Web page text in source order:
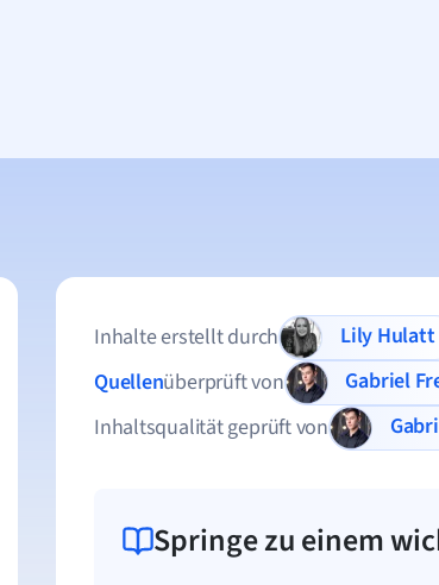
Inhalte erstellt durch
Lily Hulatt
Quellenüberprüft von
Gabriel
Inhaltsqualität geprüft von
Springe zu einem